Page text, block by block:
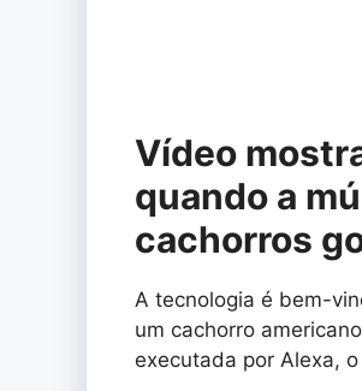
Vídeo
quando a
cachorros
A tecnologia é bem-
um cachorro
executada por Alexa,